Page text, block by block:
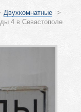
Двухкомнатные >
4 в Севастополе